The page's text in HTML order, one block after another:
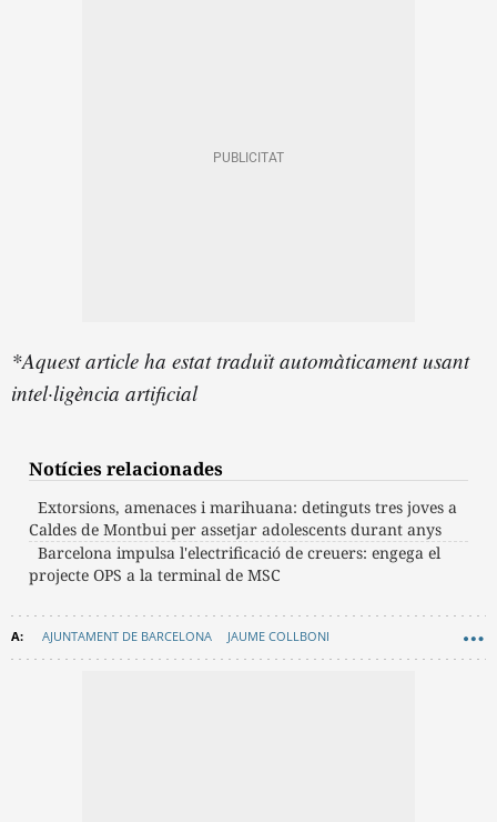
*Aquest article ha estat traduït automàticament usant
intel·ligència artificial
Notícies relacionades
Extorsions, amenaces i marihuana: detinguts tres joves a
Caldes de Montbui per assetjar adolescents durant anys
Barcelona impulsa l'electrificació de creuers: engega el
projecte OPS a la terminal de MSC
AJUNTAMENT DE BARCELONA JAUME COLLBONI